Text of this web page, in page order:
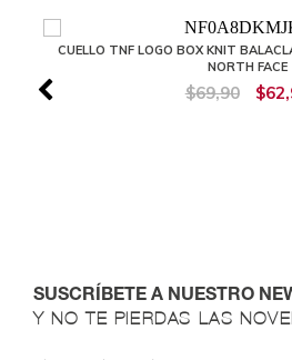
CUELLO TNF LOGO BOX KNIT
NORTH FACE
$69,90
SUSCRÍBETE A NUESTRO
Y NO TE PIERDAS LAS